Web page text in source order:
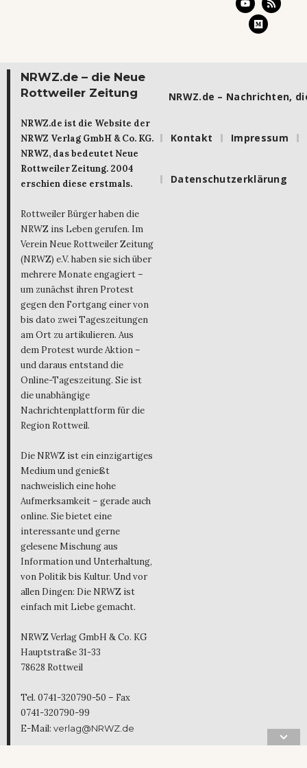
NRWZ.de – die Neue
Rottweiler Zeitung
NRWZ.de ist die Website der
NRWZ Verlag GmbH & Co. KG.
NRWZ, das bedeutet Neue
Rottweiler Zeitung. 2004
erschien diese erstmals.
Rottweiler Bürger haben die
NRWZ ins Leben gerufen. Im
Verein Neue Rottweiler Zeitung
(NRWZ) e.V. haben sie sich über
mehrere Monate engagiert –
um zunächst ihren Protest
gegen den Fortgang einer von
bis dato zwei Tageszeitungen
am Ort zu artikulieren. Aus
dem Protest wurde Aktion –
und daraus entstand die
Online-Tageszeitung. Sie ist
die unabhängige
Nachrichtenplattform für die
Region Rottweil.
Die NRWZ ist ein einzigartiges
Medium und genießt
nachweislich eine hohe
Aufmerksamkeit – gerade auch
online. Sie bietet eine
interessante und gerne
gelesene Mischung aus
Information und Unterhaltung,
von Politik bis Kultur. Und vor
allen Dingen: Die NRWZ ist
einfach mit Liebe gemacht.
NRWZ Verlag GmbH & Co. KG
Hauptstraße 31-33
78628 Rottweil
Tel. 0741-320790-50 – Fax
0741-320790-99
E-Mail: verlag@NRWZ.de
NRWZ.de – Nachrichten,
Kontakt Impressum
Datenschutzerklärung